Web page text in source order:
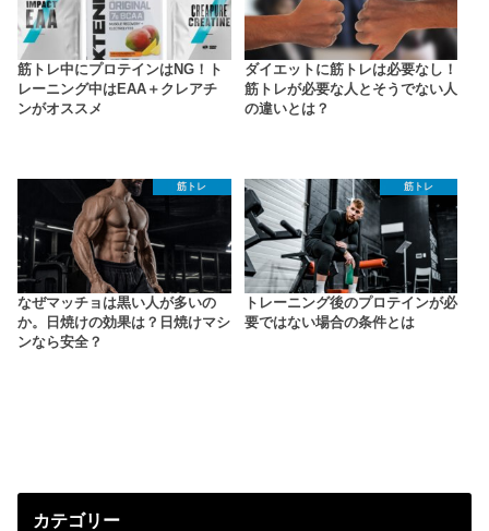
筋トレ中にプロテインはNG！ト
レーニング中はEAA＋クレアチ
ンがオススメ
ダイエットに筋トレは必要なし！
筋トレが必要な人とそうでない人
の違いとは？
筋トレ
なぜマッチョは黒い人が多いの
か。日焼けの効果は？日焼けマシ
ンなら安全？
筋トレ
トレーニング後のプロテインが必
要ではない場合の条件とは
カテゴリー